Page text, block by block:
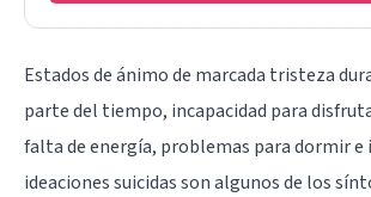
Estados de ánimo de marcada tristeza
parte del tiempo, incapacidad para
falta de energía, problemas para dormir e
ideaciones suicidas son algunos de los